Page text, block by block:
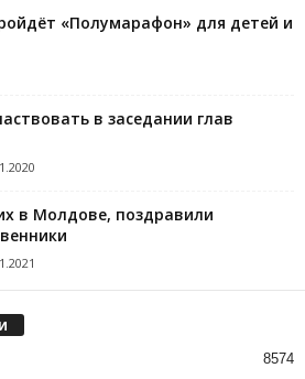
«Полумарафон» для детей и
в заседании глав
в Молдове, поздравили
8574